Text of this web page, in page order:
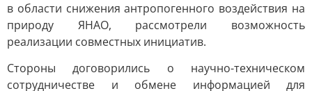
в области снижения антропогенного воздействия на
природу ЯНАО, рассмотрели возможность
реализации совместных инициатив.
Стороны договорились о научно-техническом
сотрудничестве и обмене информацией для